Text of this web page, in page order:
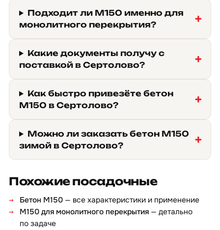
Подходит ли М150 именно для
монолитного перекрытия?
Какие документы получу с
поставкой в Сертолово?
Как быстро привезёте бетон
М150 в Сертолово?
Можно ли заказать бетон М150
зимой в Сертолово?
Похожие посадочные
Бетон М150 — все характеристики и применение
М150 для монолитного перекрытия — детально
по задаче